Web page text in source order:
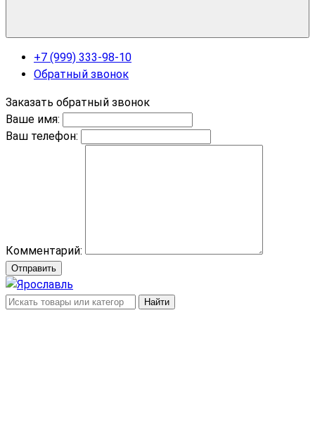
+7 (999) 333-98-10
Обратный звонок
Заказать обратный звонок
Ваше имя:
Ваш телефон:
Комментарий:
Отправить
Найти